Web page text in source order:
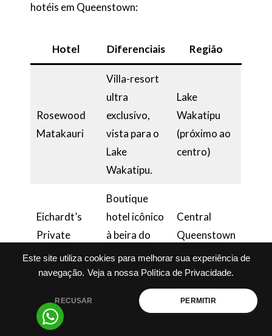
Este site utiliza cookies para melhorar sua experiência de
navegação. Veja a nossa Política de Privacidade.
RECUSAR PERMITIR
hotéis em Queenstown:
Hotel Diferenciais Região
Rosewood
Matakauri
Villa-resort
ultra
exclusivo,
vista para o
Lake
Wakatipu.
Lake
Wakatipu
(próximo ao
centro)
Eichardt’s
Private
Hotel
Boutique
hotel icônico
à beira do
lago, suítes
sofisticadas.
Central
Queenstown
(lakeside)